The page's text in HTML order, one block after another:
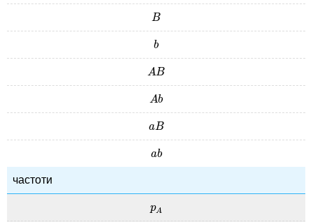
B
B
b
b
AB
AB
Ab
Ab
aB
aB
ab
ab
частоти
pA
pA